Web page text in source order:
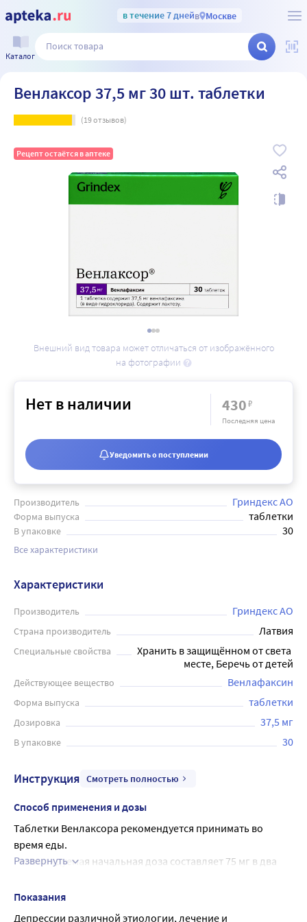
в течение 7 днейв Москве
Каталог
Венлаксор 37,5 мг 30 шт. таблетки
(19отзывов)
Рецепт остаётся в аптеке
Внешний вид товара может отличаться от изображённого
на фотографии
Производитель Гриндекс АО
Форма выпуска таблетки
В упаковке 30
Все характеристики
Нет в наличии 430₽
Последняя цена
Уведомить о поступлении
Характеристики
Производитель Гриндекс АО
Страна производитель Латвия
Специальные свойства
Хранить в защищённом от света
месте, Беречь от детей
Действующее вещество Венлафаксин
Форма выпуска таблетки
Дозировка 37,5 мг
В упаковке 30
Инструкция Смотреть полностью
Способ применения и дозы
Таблетки Венлаксора рекомендуется принимать во
время еды.
Рекомендуемая начальная доза составляет 75 мг в два
недель лечения не наблюдается значительного
улучшения, суточную дозу можно повысить до 150 мг (2 х
Развернуть
Показания
Депрессии различной этиологии, лечение и